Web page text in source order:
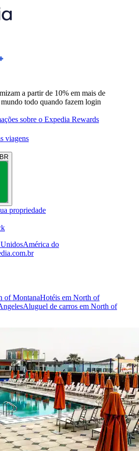
a partir de 10% em mais de
todo quando fazem login
sobre o Expedia Rewards
viagens
propriedade
América do
of MontanaHotéis em North of
Aluguel de carros em North of